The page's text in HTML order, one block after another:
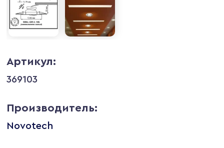
Артикул:
369103
Производитель:
Novotech